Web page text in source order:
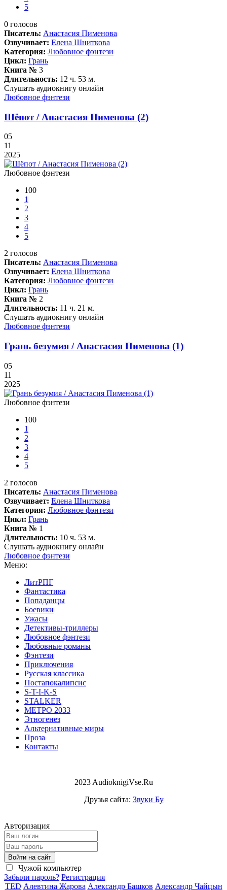
5
0 голосов
Писатель: Анастасия Пименова
Озвучивает: Елена Шниткова
Категория: Любовное фэнтези
Цикл: Грань
Книга № 3
Длительность: 12 ч. 53 м.
Слушать аудиокнигу онлайн
Любовное фэнтези
Шёпот / Анастасия Пименова (2)
05
11
2025
Любовное фэнтези
100
1
2
3
4
5
2 голосов
Писатель: Анастасия Пименова
Озвучивает: Елена Шниткова
Категория: Любовное фэнтези
Цикл: Грань
Книга № 2
Длительность: 11 ч. 21 м.
Слушать аудиокнигу онлайн
Любовное фэнтези
Грань безумия / Анастасия Пименова (1)
05
11
2025
Любовное фэнтези
100
1
2
3
4
5
2 голосов
Писатель: Анастасия Пименова
Озвучивает: Елена Шниткова
Категория: Любовное фэнтези
Цикл: Грань
Книга № 1
Длительность: 10 ч. 53 м.
Слушать аудиокнигу онлайн
Любовное фэнтези
Меню:
ЛитРПГ
Фантастика
Попаданцы
Боевики
Ужасы
Детективы-триллеры
Любовное фэнтези
Любовные романы
Фэнтези
Приключения
Русская классика
Постапокалипсис
S-T-I-K-S
STALKER
МЕТРО 2033
Этногенез
Альтернативные миры
Проза
Контакты
2023 AudioknigiVse.Ru
Друзья сайта: Звуки Бу
Авторизация
Войти на сайт
Чужой компьютер
Забыли пароль? Регистрация
TED Алевтина Жарова Александр Башков Александр Чайцын